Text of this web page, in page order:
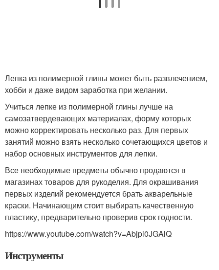
Лепка из полимерной глины может быть развлечением,
хобби и даже видом заработка при желании.
Учиться лепке из полимерной глины лучше на
самозатвердевающих материалах, форму которых
можно корректировать несколько раз. Для первых
занятий можно взять несколько сочетающихся цветов и
набор основных инструментов для лепки.
Все необходимые предметы обычно продаются в
магазинах товаров для рукоделия. Для окрашивания
первых изделий рекомендуется брать акварельные
краски. Начинающим стоит выбирать качественную
пластику, предварительно проверив срок годности.
https://www.youtube.com/watch?v=Abjpi0JGAlQ
Инструменты